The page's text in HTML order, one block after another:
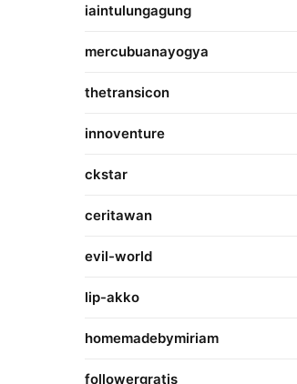
iaintulungagung
mercubuanayogya
thetransicon
innoventure
ckstar
ceritawan
evil-world
lip-akko
homemadebymiriam
followergratis